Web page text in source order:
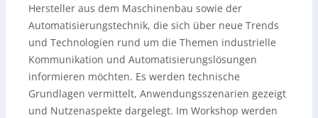
Hersteller aus dem Maschinenbau sowie der
Automatisierungstechnik, die sich über neue Trends
und Technologien rund um die Themen industrielle
Kommunikation und Automatisierungslösungen
informieren möchten. Es werden technische
Grundlagen vermittelt, Anwendungsszenarien gezeigt
und Nutzenaspekte dargelegt. Im Workshop werden